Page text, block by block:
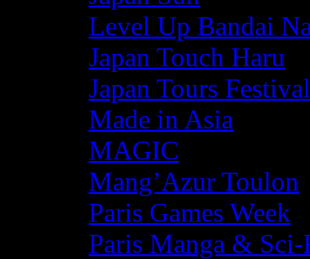
Level Up Bandai
Japan Touch Haru
Japan Tours Festival
Made in Asia
MAGIC
Mang’Azur Toulon
Paris Games Week
Paris Manga &